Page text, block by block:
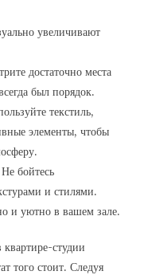
увеличивают
достаточно места
был порядок.
текстиль,
элементы, чтобы
Не бойтесь
и стилями.
и уютно в вашем зале.
студии
того стоит. Следуя